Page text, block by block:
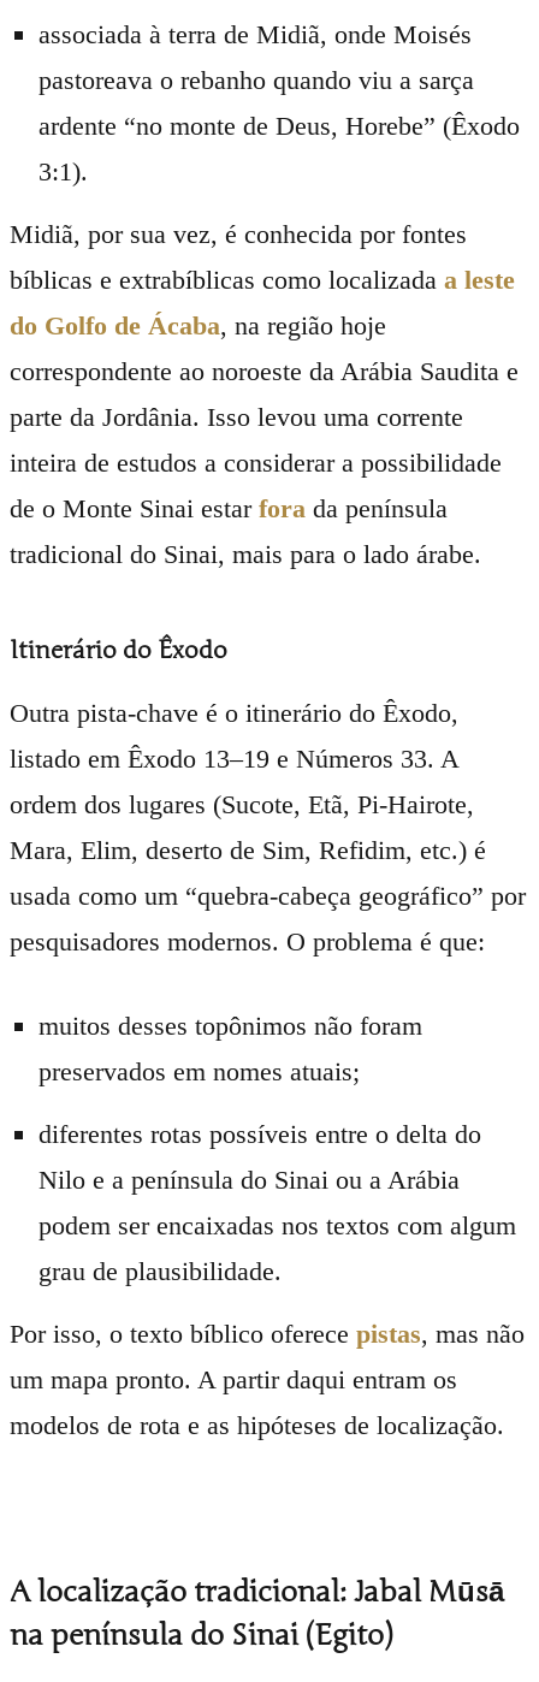
associada à terra de Midiã, onde Moisés
pastoreava o rebanho quando viu a sarça
ardente “no monte de Deus, Horebe” (Êxodo
3:1).
Midiã, por sua vez, é conhecida por fontes
bíblicas e extrabíblicas como localizada a leste
do Golfo de Ácaba, na região hoje
correspondente ao noroeste da Arábia Saudita e
parte da Jordânia. Isso levou uma corrente
inteira de estudos a considerar a possibilidade
de o Monte Sinai estar fora da península
tradicional do Sinai, mais para o lado árabe.
Itinerário do Êxodo
Outra pista-chave é o itinerário do Êxodo,
listado em Êxodo 13–19 e Números 33. A
ordem dos lugares (Sucote, Etã, Pi-Hairote,
Mara, Elim, deserto de Sim, Refidim, etc.) é
usada como um “quebra-cabeça geográfico” por
pesquisadores modernos. O problema é que:
muitos desses topônimos não foram
preservados em nomes atuais;
diferentes rotas possíveis entre o delta do
Nilo e a península do Sinai ou a Arábia
podem ser encaixadas nos textos com algum
grau de plausibilidade.
Por isso, o texto bíblico oferece pistas, mas não
um mapa pronto. A partir daqui entram os
modelos de rota e as hipóteses de localização.
A localização tradicional: Jabal Mūsā
na península do Sinai (Egito)